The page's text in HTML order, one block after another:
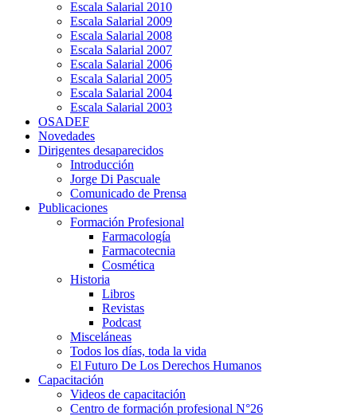
Escala Salarial 2010
Escala Salarial 2009
Escala Salarial 2008
Escala Salarial 2007
Escala Salarial 2006
Escala Salarial 2005
Escala Salarial 2004
Escala Salarial 2003
OSADEF
Novedades
Dirigentes desaparecidos
Introducción
Jorge Di Pascuale
Comunicado de Prensa
Publicaciones
Formación Profesional
Farmacología
Farmacotecnia
Cosmética
Historia
Libros
Revistas
Podcast
Misceláneas
Todos los días, toda la vida
El Futuro De Los Derechos Humanos
Capacitación
Videos de capacitación
Centro de formación profesional N°26